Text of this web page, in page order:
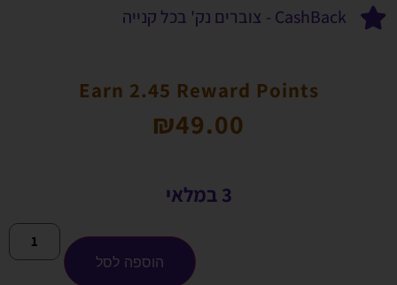
CashBack - צוברים נק' בכל קנייה
Earn 2.45 Reward Points
₪49.00
3 במלאי
הוספה לסל